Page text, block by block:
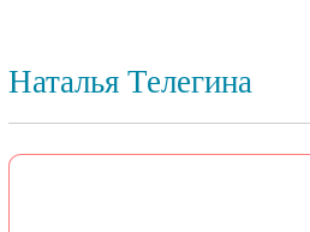
Наталья Телегина